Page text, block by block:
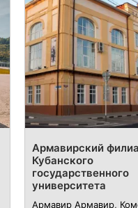
Армавирский
Кубанского
государственного
университета
Армавир Армавир,